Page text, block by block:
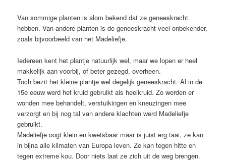
Van sommige planten is alom bekend dat ze geneeskracht
hebben. Van andere planten is de geneeskracht veel onbekender,
zoals bijvoorbeeld van het Madeliefje.
Iedereen kent het plantje natuurlijk wel, maar we lopen er heel
makkelijk aan voorbij, of beter gezegd, overheen.
Toch bezit het kleine plantje wel degelijk geneeskracht. Al in de
15e eeuw werd het kruid gebruikt als heelkruid. Zo werden er
wonden mee behandelt, verstuikingen en kneuzingen mee
verzorgt en bij nog tal van andere klachten werd Madeliefje
gebruikt.
Madeliefje oogt klein en kwetsbaar maar is juist erg taai, ze kan
in bijna alle klimaten van Europa leven. Ze kan tegen hitte en
tegen extreme kou. Door niets laat ze zich uit de weg brengen.